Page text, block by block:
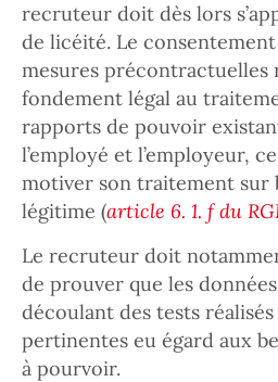
recruteur doit dès lors
de licéité. Le
mesures précontractuelles
fondement légal au
rapports de pouvoir
l’employé et l’employeur,
motiver son traitement sur
légitime (article 6. 1. f du
Le recruteur doit
de prouver que les
découlant des tests
pertinentes eu égard aux
à pourvoir.